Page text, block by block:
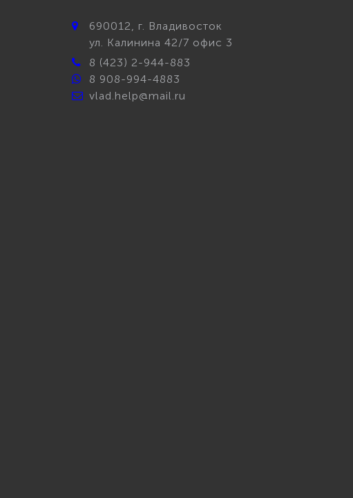
690012 , г. Владивосток
ул.
Калинина 42/7 офис 3
8 (423) 2-944-883
8 908-994-4883
vlad.help@mail.ru